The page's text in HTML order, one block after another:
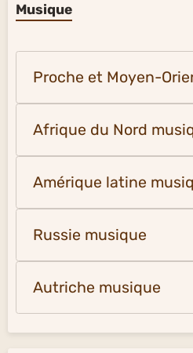
Musique
Proche et Moyen-
Afrique du Nord
Amérique latine
Russie musique
Autriche musique